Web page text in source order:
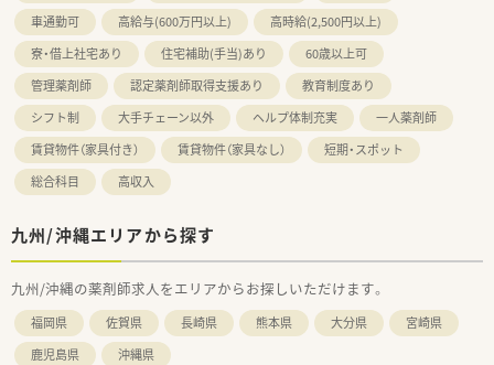
車通勤可
高給与(600万円以上)
高時給(2,500円以上)
寮・借上社宅あり
住宅補助(手当)あり
60歳以上可
管理薬剤師
認定薬剤師取得支援あり
教育制度あり
シフト制
大手チェーン以外 ヘルプ体制充実
一人薬剤師
賃貸物件（家具付き）
賃貸物件（家具なし）
短期・スポット
総合科目
高収入
九州/沖縄エリアから探す
九州/沖縄の薬剤師求人をエリアからお探しいただけます。
福岡県 佐賀県 長崎県 熊本県 大分県
宮崎県
鹿児島県
沖縄県